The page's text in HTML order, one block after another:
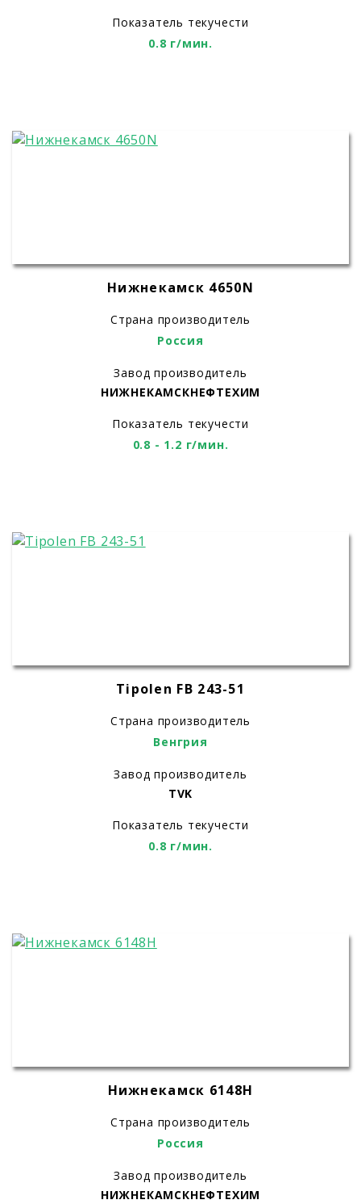
Показатель текучести
0.8 г/мин.
Нижнекамск 4650N
Страна производитель
Россия
Завод производитель
НИЖНЕКАМСКНЕФТЕХИМ
Показатель текучести
0.8 - 1.2 г/мин.
Tipolen FB 243-51
Страна производитель
Венгрия
Завод производитель
TVK
Показатель текучести
0.8 г/мин.
Нижнекамск 6148H
Страна производитель
Россия
Завод производитель
НИЖНЕКАМСКНЕФТЕХИМ